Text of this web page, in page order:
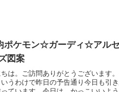
ポケモン☆ガーディ☆アル
図案
は。ご訪問ありがとうございます
うわけで昨日の予告通り今日も引